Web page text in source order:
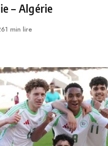
– Algérie
1 min lire